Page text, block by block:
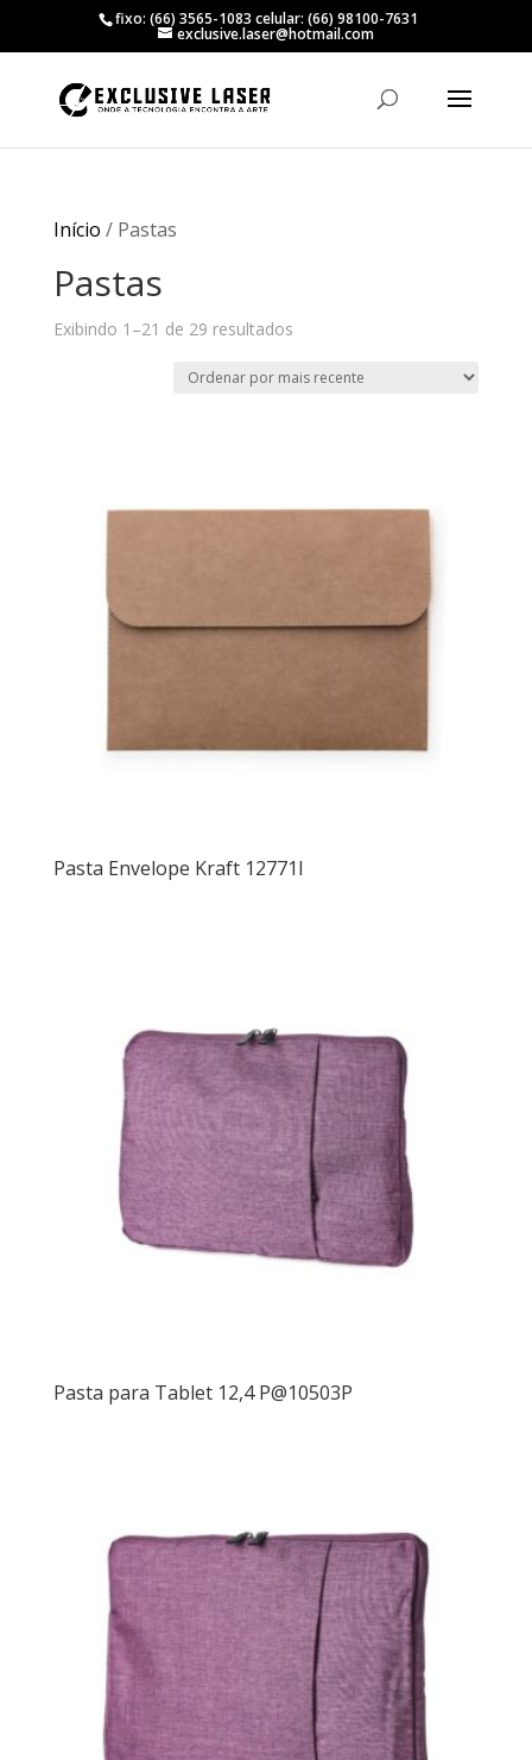
fixo: (66) 3565-1083 celular: (66) 98100-7631
exclusive.laser@hotmail.com
Início / Pastas
Pastas
Exibindo 1–21 de 29 resultadosClassificado
Pasta Envelope Kraft 12771I
Pasta para Tablet 12,4 P@10503P